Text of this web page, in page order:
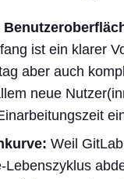
ist ein klarer
aber auch
neue
Weil
Lebenszyklus